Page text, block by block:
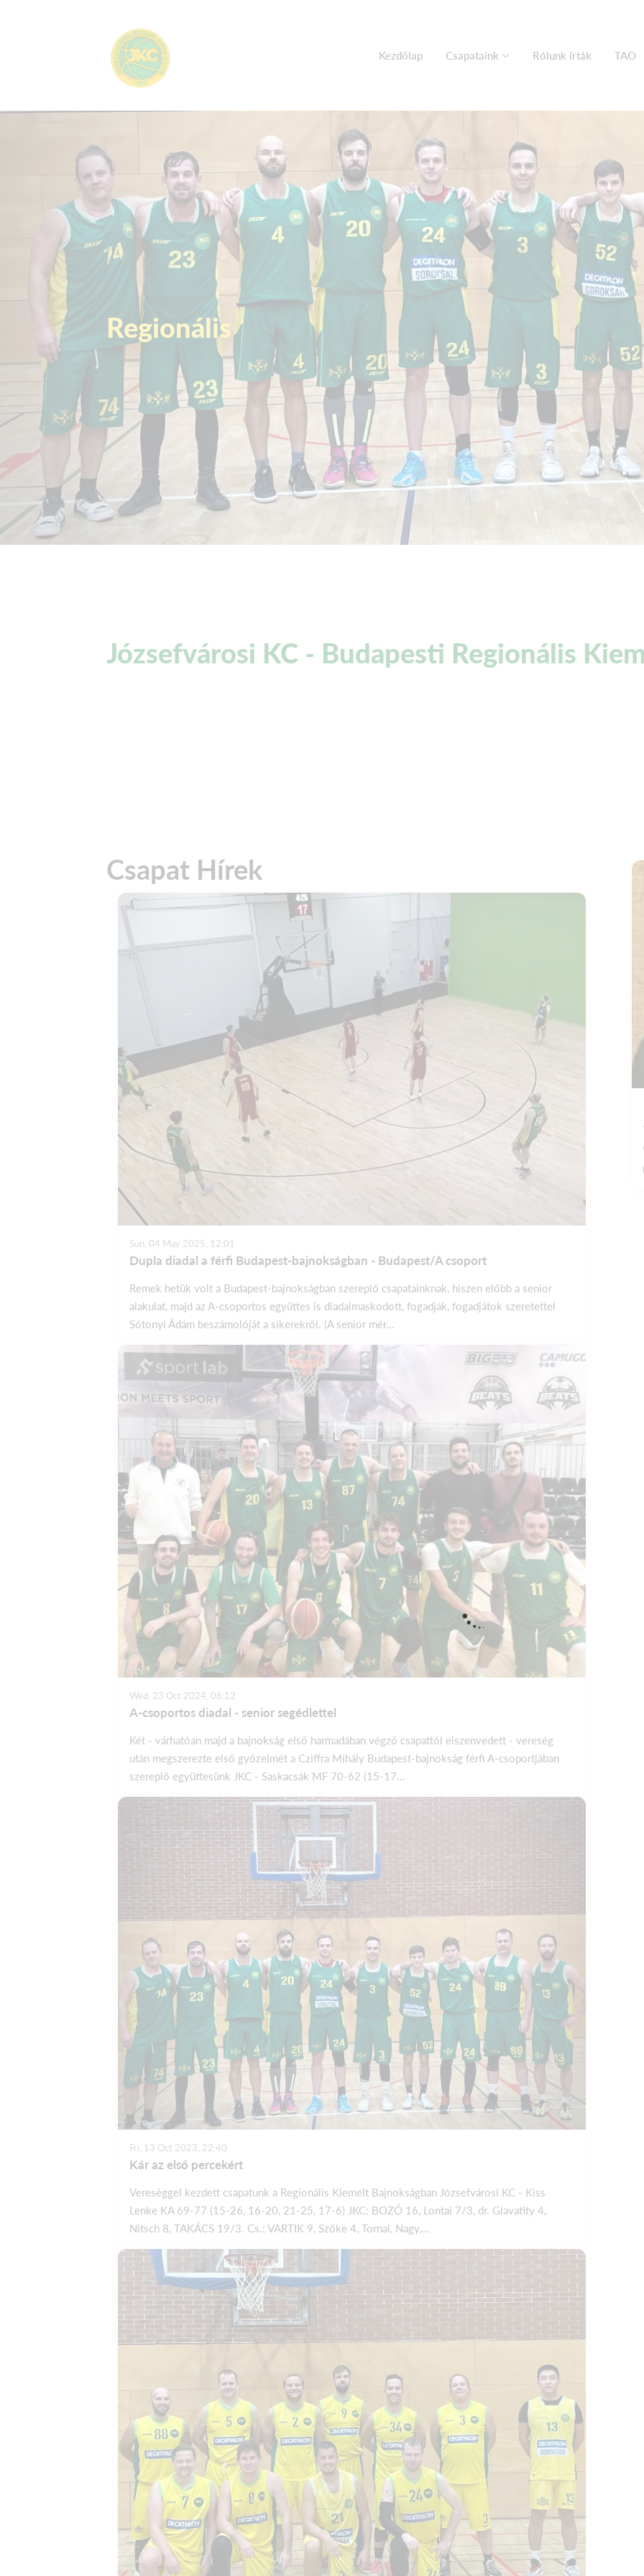
Kezdőlap Csapataink Rólunk írták TAO
Regionális
Józsefvárosi KC - Budapesti Regionális
Csapat Hírek
Sun, 04 May 2025, 12:01
Dupla diadal a férfi Budapest-bajnokságban - Budapest/A csoport
Remek hetük volt a Budapest-bajnokságban szereplő csapatainknak, hiszen előbb a senior
alakulat, majd az A-csoportos együttes is diadalmaskodott, fogadják, fogadjátok szeretettel
Sótonyi Ádám beszámolóját a sikerekről. (A senior mér...
Wed, 23 Oct 2024, 08:12
A-csoportos diadal - senior segédlettel
Két - várhatóan majd a bajnokság első harmadában végző csapattól elszenvedett - vereség
után megszerezte első győzelmét a Cziffra Mihály Budapest-bajnokság férfi A-csoportjában
szereplő együttesünk JKC - Saskacsák MF 70-62 (15-17...
Fri, 13 Oct 2023, 22:40
Kár az első percekért
Vereséggel kezdett csapatunk a Regionális Kiemelt Bajnokságban Józsefvárosi KC - Kiss
Lenke KA 69-77 (15-26, 16-20, 21-25, 17-6) JKC: BOZÓ 16, Lontai 7/3, dr. Glavatity 4,
Nitsch 8, TAKÁCS 19/3. Cs.: VARTIK 9, Szőke 4, Tornai, Nagy,...